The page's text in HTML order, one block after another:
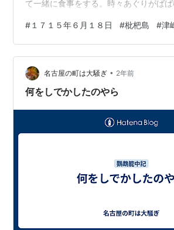
て一緒に食事をする。時々あぐりがば
は２合９勺。津嶋や高須で９合を上回る
# １７１５年６月１８日 #枇杷島 #津
名古屋の町は大騒ぎ • 2年前
何をしでかしたのやら